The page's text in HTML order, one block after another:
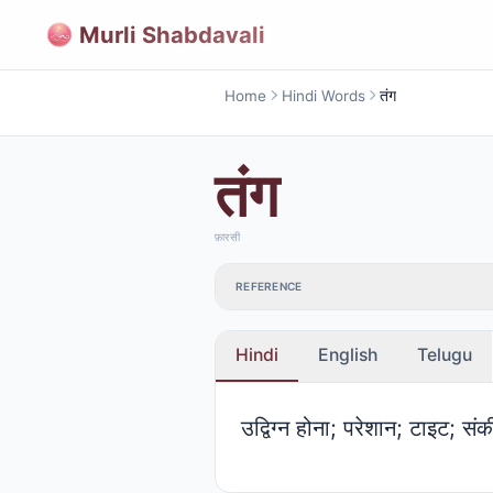
Murli Shabdavali
Home Hindi Words तंग
तंग
फ़ारसी
REFERENCE
Hindi English Telugu
उद्विग्न होना; परेशान; टाइट;